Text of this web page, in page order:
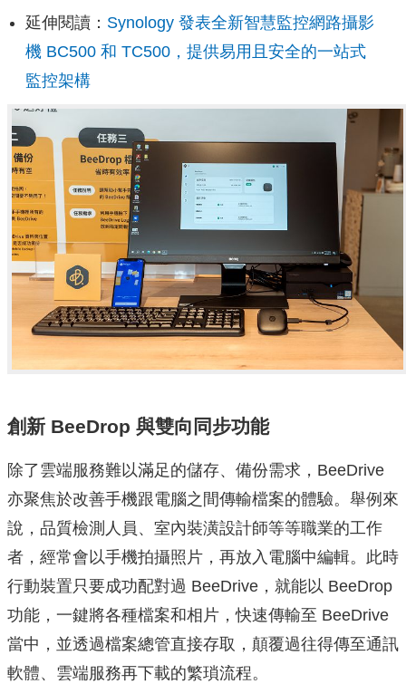
延伸閱讀： Synology 發表全新智慧監控網路攝影
機 BC500 和 TC500，提供易用且安全的一站式
監控架構
創新 BeeDrop 與雙向同步功能
除了雲端服務難以滿足的儲存、備份需求，BeeDrive
亦聚焦於改善手機跟電腦之間傳輸檔案的體驗。舉例來
說，品質檢測人員、室內裝潢設計師等等職業的工作
者，經常會以手機拍攝照片，再放入電腦中編輯。此時
行動裝置只要成功配對過 BeeDrive，就能以 BeeDrop
功能，一鍵將各種檔案和相片，快速傳輸至 BeeDrive
當中，並透過檔案總管直接存取，顛覆過往得傳至通訊
軟體、雲端服務再下載的繁瑣流程。